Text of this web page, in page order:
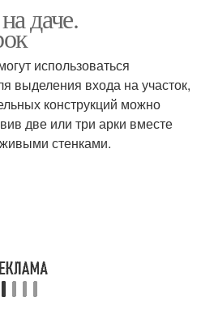
даче.
использоваться
выделения входа на участок,
конструкций можно
две или три арки вместе
стенками.